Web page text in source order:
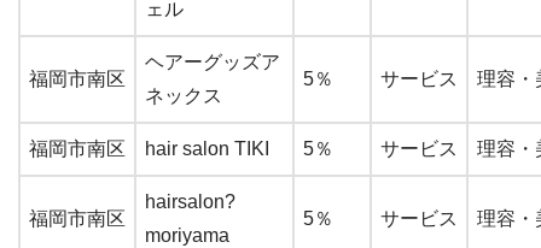
ェル
福岡市南区
ヘアーグッズア
ネックス
5％ サービス 理容・
福岡市南区 hair salon TIKI 5％ サービス 理容・
福岡市南区
hairsalon?
moriyama
5％ サービス 理容・